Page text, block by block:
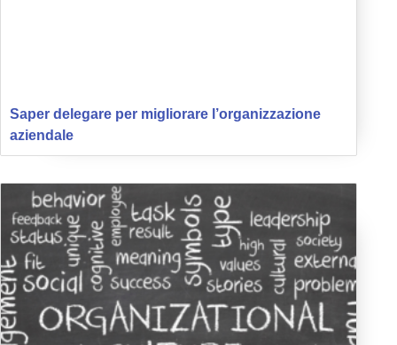
Saper delegare per migliorare l’organizzazione
aziendale